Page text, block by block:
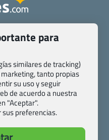
disposiciones específicas
Condiciones generales
Transparencia
– sitemap
S.L.U.
Local 13
para
similares de tracking)
tanto propias
su uso y seguir
de acuerdo a nuestra
"Aceptar".
preferencias.